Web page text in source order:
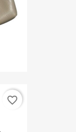
favorite_border